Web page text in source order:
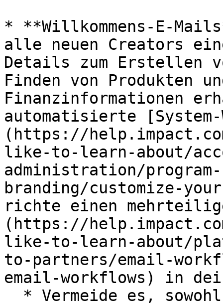
* **Willkommens-E-
alle neuen Creators
Details zum Erstellen
Finden von Produkten
Finanzinformationen
automatisierte [System-
(https://
like-to-learn-about/
administration/
branding/customize-
richte einen
(https://
like-to-learn-about/
to-partners/email-
email-workflows) in